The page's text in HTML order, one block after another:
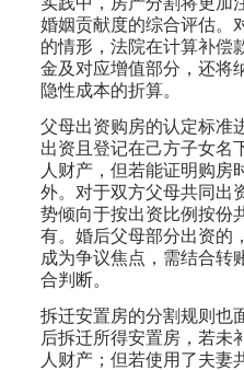
婚姻贡献度的综合评估。
的情形，法院在计算补偿
金及对应增值部分，还将
隐性成本的折算。
父母出资购房的认定标准
出资且登记在己方子女名
人财产，但若能证明购房
外。对于双方父母共同出
势倾向于按出资比例按份
有。婚后父母部分出资的
成为争议焦点，需结合转
合判断。
拆迁安置房的分割规则也
后拆迁所得安置房，若未
人财产；但若使用了夫妻